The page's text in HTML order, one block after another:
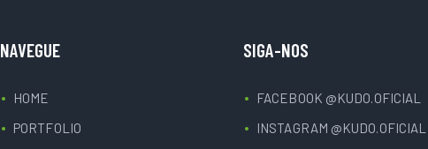
NAVEGUE
HOME
PORTFOLIO
SIGA-NOS
FACEBOOK @KUDO.OFICIAL
INSTAGRAM @KUDO.OFICIAL